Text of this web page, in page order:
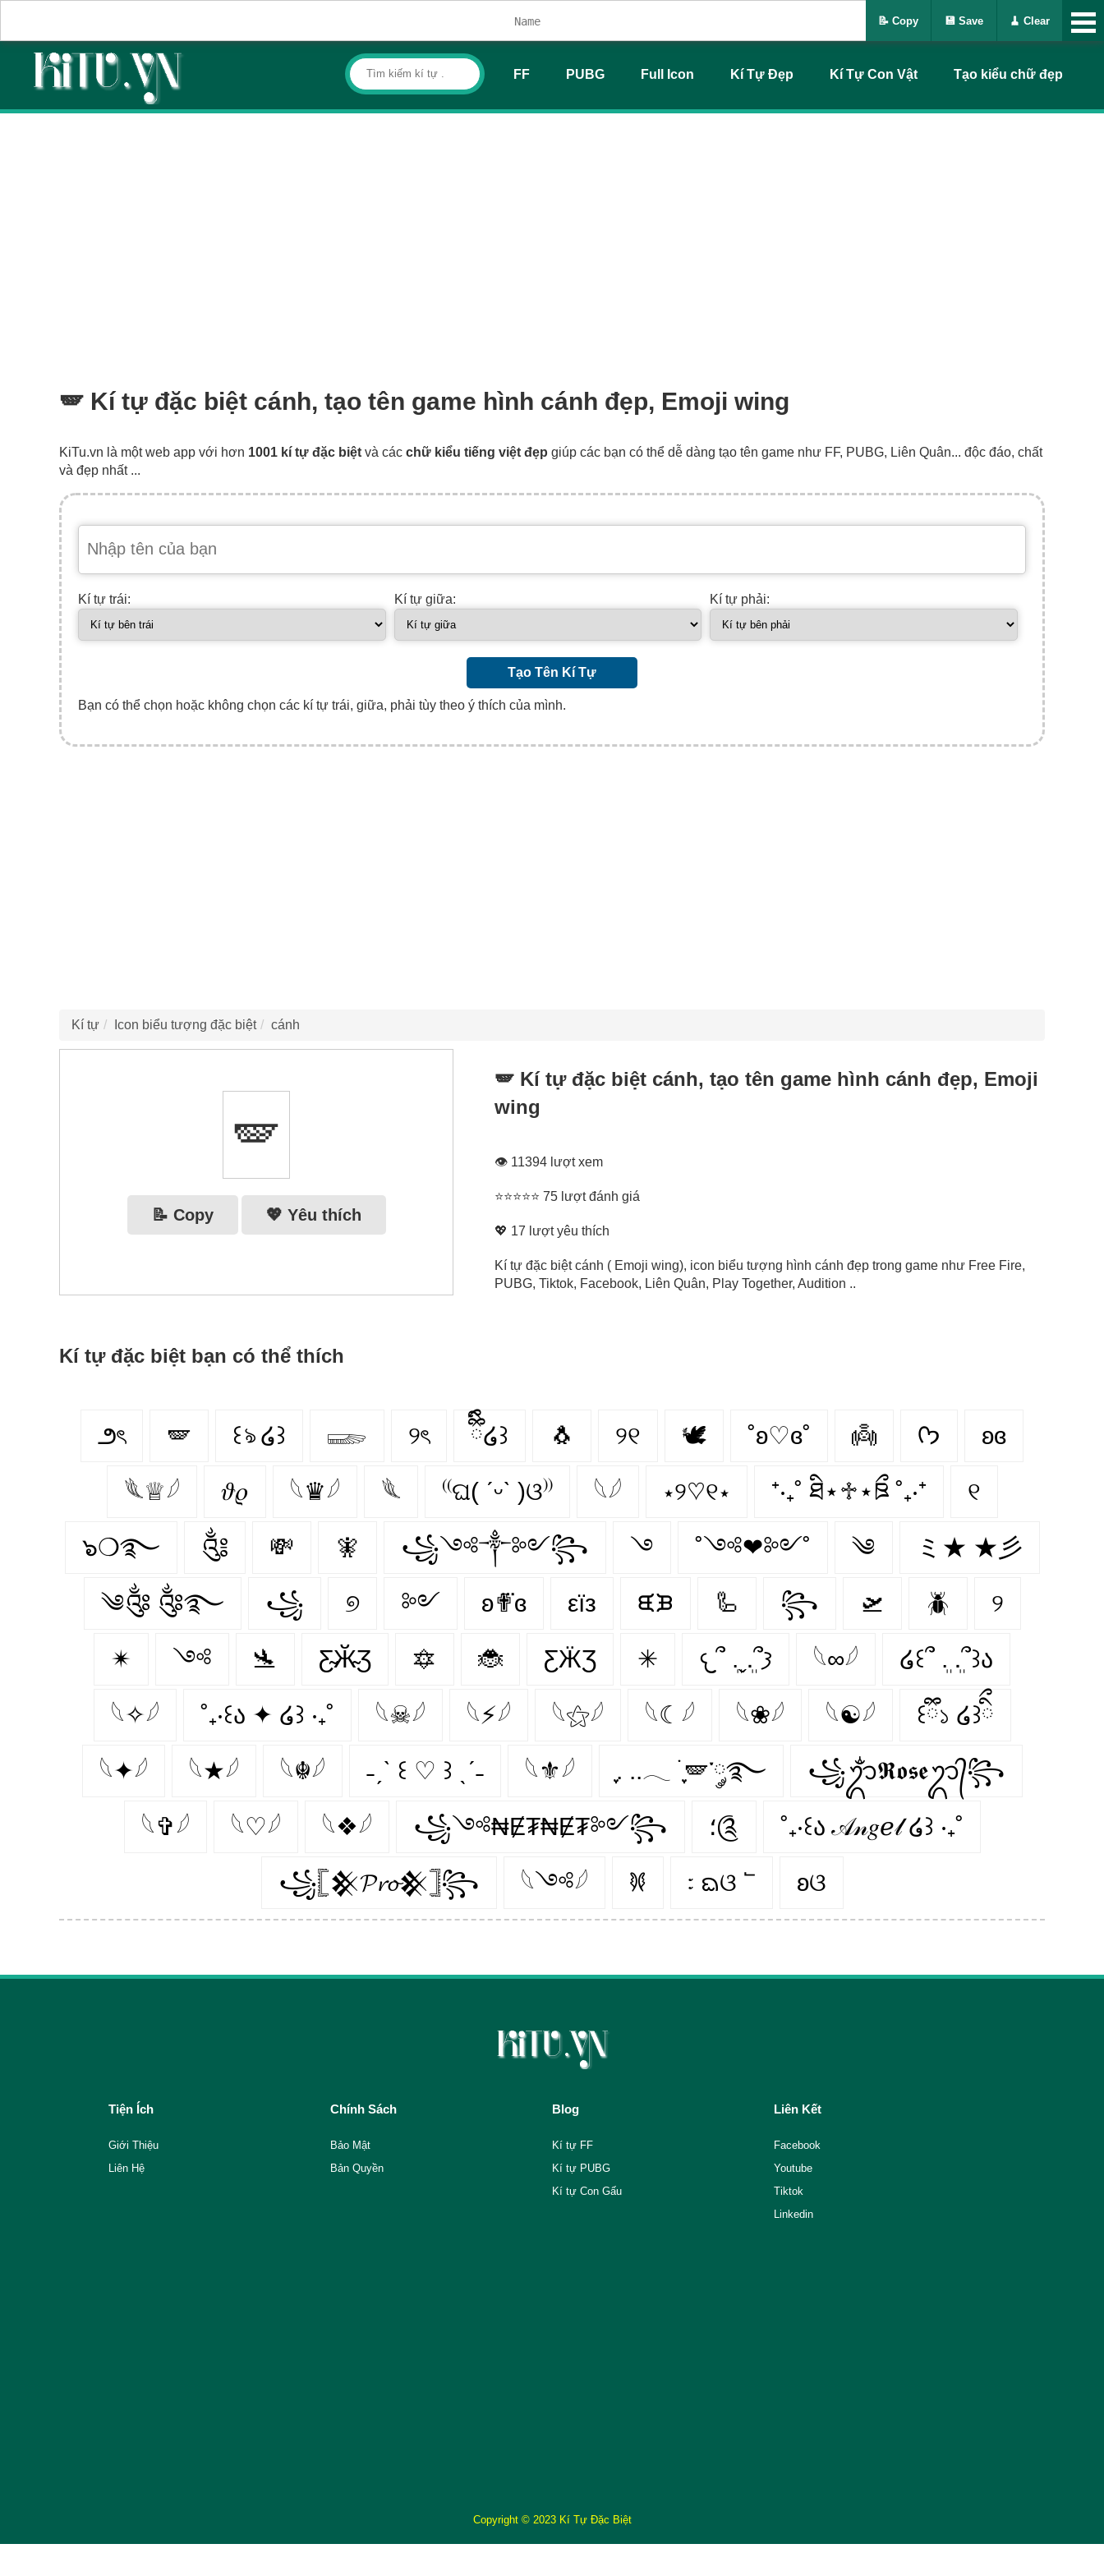
FF PUBG Full Icon Kí Tự Đẹp Kí Tự Con Vật Tạo kiểu chữ đẹp
🪽 Kí tự đặc biệt cánh, tạo tên game hình cánh đẹp, Emoji wing
KiTu.vn là một web app với hơn 1001 kí tự đặc biệt và các chữ kiểu tiếng việt đẹp giúp các bạn có thể dễ dàng tạo tên game như FF, PUBG, Liên Quân... độc đáo, chất
và đẹp nhất ...
Kí tự trái: Kí tự giữa: Kí tự phải:
Tạo Tên Kí Tự
Bạn có thể chọn hoặc không chọn các kí tự trái, giữa, phải tùy theo ý thích của mình.
Kí tự Icon biểu tượng đặc biệt cánh
🪽
📝 Copy 💖 Yêu thích
🪽 Kí tự đặc biệt cánh, tạo tên game hình cánh đẹp, Emoji
wing
👁 11394 lượt xem
⭐⭐⭐⭐⭐ 75 lượt đánh giá
💖 17 lượt yêu thích
Kí tự đặc biệt cánh ( Emoji wing), icon biểu tượng hình cánh đẹp trong game như Free Fire,
PUBG, Tiktok, Facebook, Liên Quân, Play Together, Audition ..
Kí tự đặc biệt bạn có thể thích
౨ৎ 🪽 ꒰ঌ ໒꒱ 𓆃 ୨ৎ ྀིྀི໒꒱ 🐧 ୨୧ 🕊️ ˚ʚ♡ɞ˚ 👼 ᡣ𐭩 ʚɞ
𓆰♕𓆪 𝜗𝜚 𓆩♛𓆪 𓆰 ⁽⁽ଘ( ˊᵕˋ )ଓ⁾⁾ 𓆩𓆪 ⋆୨♡୧⋆ ⁺‧₊˚ ཐི⋆♱⋆ཋྀ ˚₊‧⁺ ୧
๖❍࿐ ༃ 💸 🧚‍ ꧁༺༒༻꧂ ࿓ ˚༺❤︎༻˚ ༄ ミ★ ★彡
༄༂ ༂࿐ ꧁ ୭ ༻ ʚ✟⃛ɞ εїз ᙙᙖ 🦾 ꧂ 🛫 🪲 ୨
✴ ༺ 🛬 Ƹ̴Ӂ̴Ʒ 🔯 🐞 ƸӜƷ ✳ 𐔌՞ ܸ.ˬ.ܸ՞𐦯 𓆩∞𓆪 ໒꒰՞ ܸ. .ܸ՞꒱ა
𓆩✧𓆪 ˚₊‧꒰ა ✦ ໒꒱ ‧₊˚ 𓆩☠𓆪 𓆩⚡𓆪 𓆩⚝𓆪 𓆩☾𓆪 𓆩❀𓆪 𓆩☯𓆪 ꒰ྀི১ ໒꒱ིྀ
𓆩✦𓆪 𓆩★𓆪 𓆩☬𓆪 ˗ˏˋ ꒰ ♡ ꒱ ˎˊ˗ 𓆩⚜𓆪 ִֶָ. ..𓂃 ࣪ ִֶָ🪽་༘࿐ ꧁ᬊᬁ𝕽𝖔𝖘𝖊ᬊ᭄꧂
𓆩✞𓆪 𓆩♡𓆪 𓆩❖𓆪 ꧁༺₦Ɇ₮₦Ɇ₮༻꧂ ؛༊ ˚₊‧꒰ა 𝒜𝓃𝑔ℯ𝓁 ໒꒱ ‧₊˚
꧁𓊈𒆜𝓟𝓻𝓸𒆜𓊉꧂ 𓆩༺𓆪 𐦍 ᭝ ᨳଓ ՟ ʚଓ
Tiện Ích
Giới Thiệu
Liên Hệ
Chính Sách
Bảo Mật
Bản Quyền
Blog
Kí tự FF
Kí tự PUBG
Kí tự Con Gấu
Liên Kết
Facebook
Youtube
Tiktok
Linkedin
Copyright © 2023 Kí Tự Đặc Biệt
📝 Copy 💾 Save 🧹 Clear